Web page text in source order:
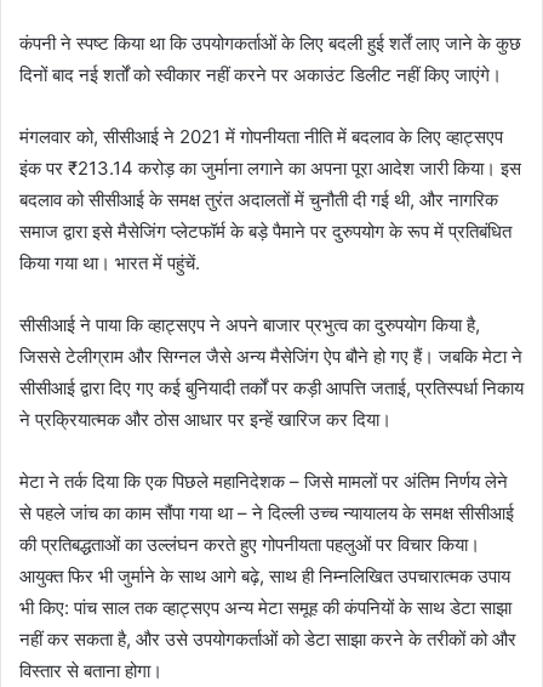
कंपनी ने स्पष्ट किया था कि उपयोगकर्ताओं के लिए बदली हुई शर्तें लाए जाने के कुछ
दिनों बाद नई शर्तों को स्वीकार नहीं करने पर अकाउंट डिलीट नहीं किए जाएंगे।
मंगलवार को, सीसीआई ने 2021 में गोपनीयता नीति में बदलाव के लिए व्हाट्सएप
इंक पर ₹213.14 करोड़ का जुर्माना लगाने का अपना पूरा आदेश जारी किया। इस
बदलाव को सीसीआई के समक्ष तुरंत अदालतों में चुनौती दी गई थी, और नागरिक
समाज द्वारा इसे मैसेजिंग प्लेटफॉर्म के बड़े पैमाने पर दुरुपयोग के रूप में प्रतिबंधित
किया गया था। भारत में पहुंचें.
सीसीआई ने पाया कि व्हाट्सएप ने अपने बाजार प्रभुत्व का दुरुपयोग किया है,
जिससे टेलीग्राम और सिग्नल जैसे अन्य मैसेजिंग ऐप बौने हो गए हैं। जबकि मेटा ने
सीसीआई द्वारा दिए गए कई बुनियादी तर्कों पर कड़ी आपत्ति जताई, प्रतिस्पर्धा निकाय
ने प्रक्रियात्मक और ठोस आधार पर इन्हें खारिज कर दिया।
मेटा ने तर्क दिया कि एक पिछले महानिदेशक – जिसे मामलों पर अंतिम निर्णय लेने
से पहले जांच का काम सौंपा गया था – ने दिल्ली उच्च न्यायालय के समक्ष सीसीआई
की प्रतिबद्धताओं का उल्लंघन करते हुए गोपनीयता पहलुओं पर विचार किया।
आयुक्त फिर भी जुर्माने के साथ आगे बढ़े, साथ ही निम्नलिखित उपचारात्मक उपाय
भी किए: पांच साल तक व्हाट्सएप अन्य मेटा समूह की कंपनियों के साथ डेटा साझा
नहीं कर सकता है, और उसे उपयोगकर्ताओं को डेटा साझा करने के तरीकों को और
विस्तार से बताना होगा।